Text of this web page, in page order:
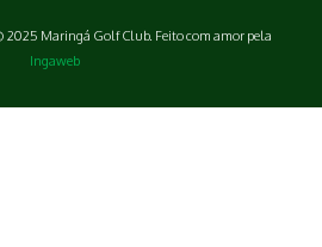
2025 Maringá Golf Club. Feito com amor pela
Ingaweb